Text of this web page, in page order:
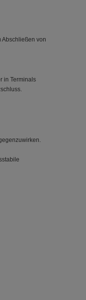
Abschließen von
in Terminals